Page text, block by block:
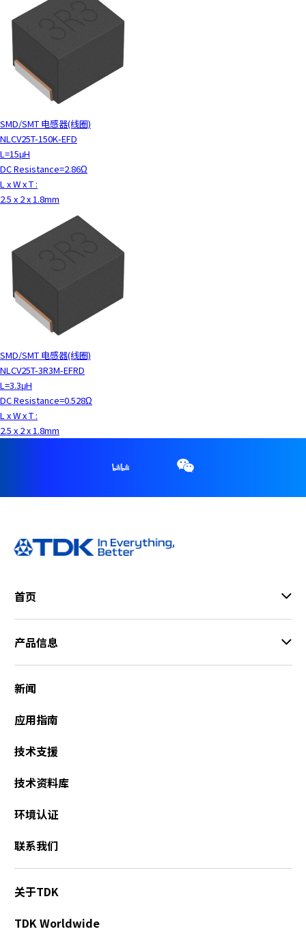
SMD/SMT 电感器(线圈)
NLCV25T-150K-EFD
L=15μH
DC Resistance=2.86Ω
L x W x T :
2.5 x 2 x 1.8mm
SMD/SMT 电感器(线圈)
NLCV25T-3R3M-EFRD
L=3.3μH
DC Resistance=0.528Ω
L x W x T :
2.5 x 2 x 1.8mm
首页
产品信息
新闻
应用指南
技术支援
技术资料库
环境认证
联系我们
关于TDK
TDK Worldwide